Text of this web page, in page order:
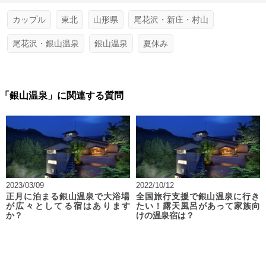
カップル 東北 山形県 尾花沢・新庄・村山
尾花沢・銀山温泉 銀山温泉 夏休み
「銀山温泉」に関連する質問
2023/03/09
正月に泊まる銀山温泉で大浴場
が広々としてる宿はあります
か？
2022/10/12
全国旅行支援で銀山温泉に行き
たい！露天風呂があって家族向
けの温泉宿は？